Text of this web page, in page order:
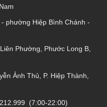
phường Hiệp Bình Chánh -
Phường, Phước Long B,
Ảnh Thủ, P. Hiệp Thành,
(7:00-22:00)